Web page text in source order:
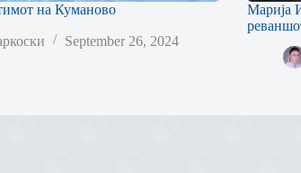
на Куманово
September 26, 2024
Марија